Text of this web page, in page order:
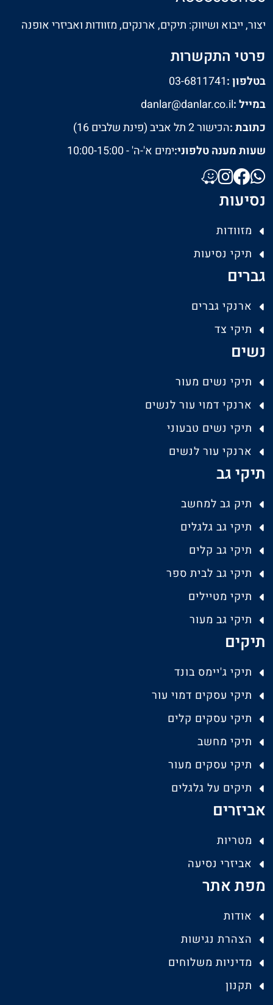
יצור, ייבוא ושיווק: תיקים, ארנקים, מזוודות ואביזרי אופנה
פרטי התקשרות
בטלפון :03-6811741
במייל :danlar@danlar.co.il
כתובת :הכישור 2 תל אביב (פינת שלבים 16)
שעות מענה טלפוני:ימים א'-ה' - 10:00-15:00
נסיעות
מזוודות
תיקי נסיעות
גברים
ארנקי גברים
תיקי צד
נשים
תיקי נשים מעור
ארנקי דמוי עור לנשים
תיקי נשים טבעוני
ארנקי עור לנשים
תיקי גב
תיק גב למחשב
תיקי גב גלגלים
תיקי גב קלים
תיקי גב לבית ספר
תיקי מטיילים
תיקי גב מעור
תיקים
תיקי ג'יימס בונד
תיקי עסקים דמוי עור
תיקי עסקים קלים
תיקי מחשב
תיקי עסקים מעור
תיקים על גלגלים
אביזרים
מטריות
אביזרי נסיעה
מפת אתר
אודות
הצהרת נגישות
מדיניות משלוחים
תקנון